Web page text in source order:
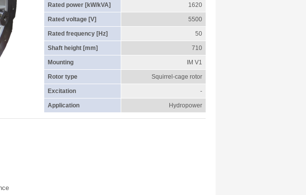
Rated power [kW/kVA] 1620
Rated voltage [V] 5500
Rated frequency [Hz] 50
Shaft height [mm] 710
Mounting IM V1
Rotor type Squirrel-cage rotor
Excitation -
Application Hydropower